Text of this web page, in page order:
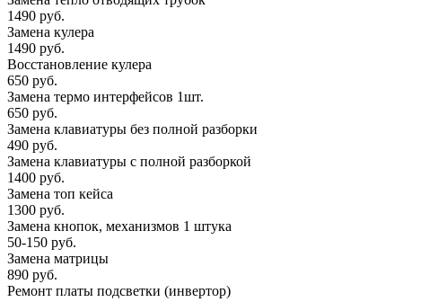
1490 руб.
Замена кулера
1490 руб.
Восстановление кулера
650 руб.
Замена термо интерфейсов 1шт.
650 руб.
Замена клавиатуры без полной разборки
490 руб.
Замена клавиатуры с полной разборкой
1400 руб.
Замена топ кейса
1300 руб.
Замена кнопок, механизмов 1 штука
50-150 руб.
Замена матрицы
890 руб.
Ремонт платы подсветки (инвертор)